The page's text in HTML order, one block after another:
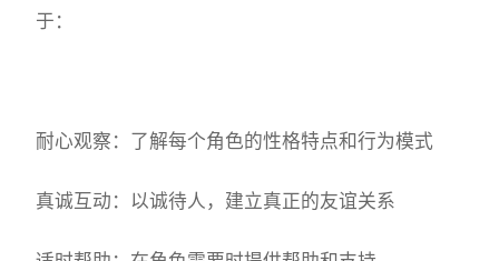
于：
耐心观察：了解每个角色的性格特点和行为模式
真诚互动：以诚待人，建立真正的友谊关系